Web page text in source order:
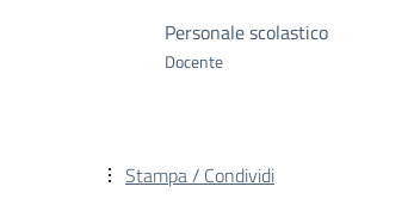
Personale scolastico
Docente
Stampa / Condividi